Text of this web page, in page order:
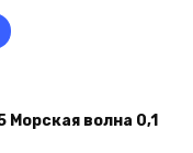
волна 0,1